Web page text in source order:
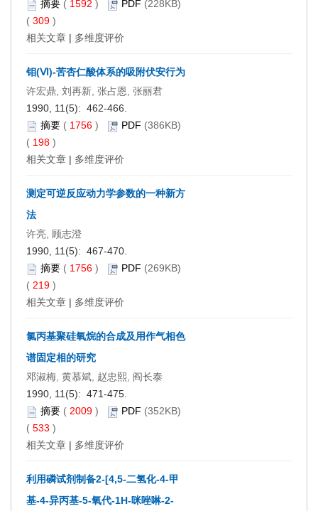
摘要 ( 1592 ) PDF (228KB)
( 309 )
相关文章 | 多维度评价
钼(Ⅵ)-苦杏仁酸体系的吸附伏安行为
许宏鼎, 刘再新, 张占恩, 张丽君
1990, 11(5): 462-466.
摘要 ( 1756 ) PDF (386KB)
( 198 )
相关文章 | 多维度评价
测定可逆反应动力学参数的一种新方
法
许亮, 顾志澄
1990, 11(5): 467-470.
摘要 ( 1756 ) PDF (269KB)
( 219 )
相关文章 | 多维度评价
氯丙基聚硅氧烷的合成及用作气相色
谱固定相的研究
邓淑梅, 黄慕斌, 赵忠熙, 阎长泰
1990, 11(5): 471-475.
摘要 ( 2009 ) PDF (352KB)
( 533 )
相关文章 | 多维度评价
利用磷试剂制备2-[4,5-二氢化-4-甲
基-4-异丙基-5-氧代-1H-咪唑啉-2-